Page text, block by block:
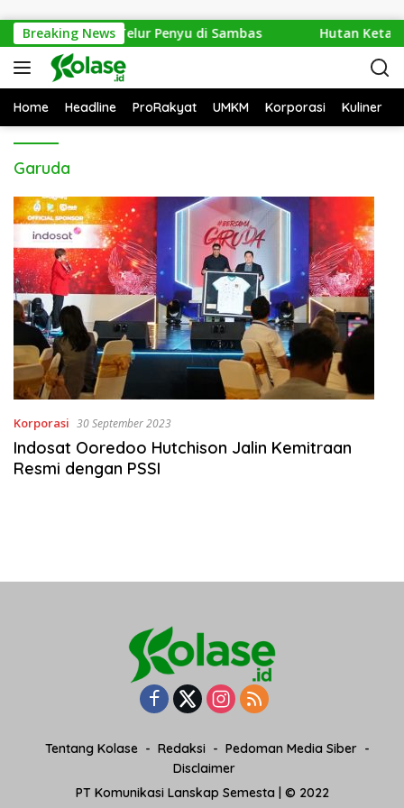
Breaking News
1.286 Telur Penyu di Sambas Hutan
Home Headline ProRakyat UMKM Korporasi Kuliner
Garuda
Korporasi 30 September 2023
Indosat Ooredoo Hutchison Jalin Kemitraan
Resmi dengan PSSI
Tentang Kolase Redaksi
Pedoman Media Siber
Disclaimer
PT Komunikasi Lanskap Semesta | © 2022